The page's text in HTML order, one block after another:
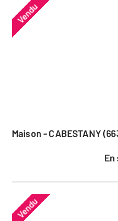
Vendu
Maison - CABESTANY
Vendu